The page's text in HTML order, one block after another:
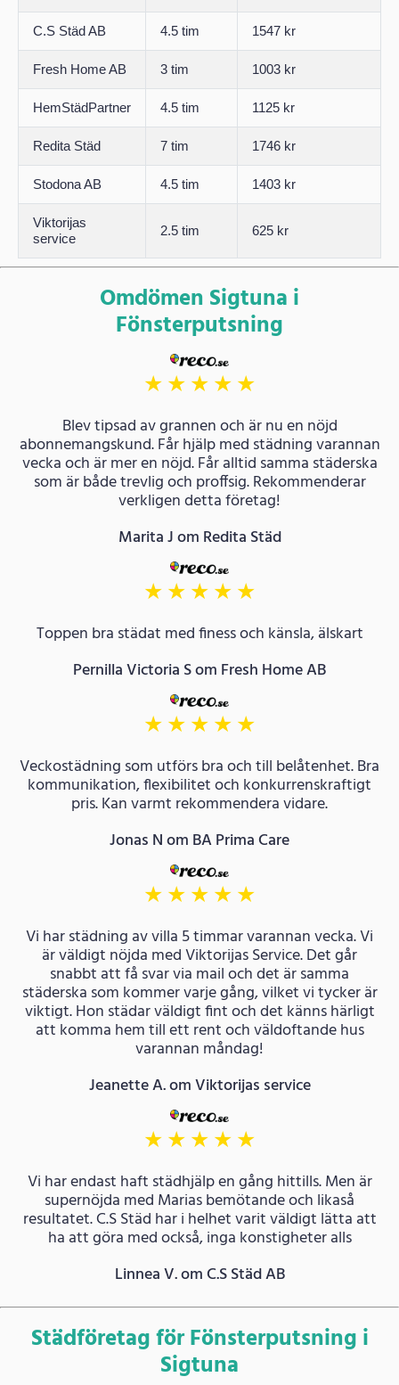
C.S Städ AB 4.5 tim 1547 kr
Fresh Home AB 3 tim 1003 kr
HemStädPartner 4.5 tim 1125 kr
Redita Städ 7 tim 1746 kr
Stodona AB 4.5 tim 1403 kr
Viktorijas
service
2.5 tim 625 kr
Omdömen Sigtuna i
Fönsterputsning
★★★★★
Blev tipsad av grannen och är nu en nöjd
abonnemangskund. Får hjälp med städning varannan
vecka och är mer en nöjd. Får alltid samma städerska
som är både trevlig och proffsig. Rekommenderar
verkligen detta företag!
Marita J om Redita Städ
★★★★★
Toppen bra städat med finess och känsla, älskart
Pernilla Victoria S om Fresh Home AB
★★★★★
Veckostädning som utförs bra och till belåtenhet. Bra
kommunikation, flexibilitet och konkurrenskraftigt
pris. Kan varmt rekommendera vidare.
Jonas N om BA Prima Care
★★★★★
Vi har städning av villa 5 timmar varannan vecka. Vi
är väldigt nöjda med Viktorijas Service. Det går
snabbt att få svar via mail och det är samma
städerska som kommer varje gång, vilket vi tycker är
viktigt. Hon städar väldigt fint och det känns härligt
att komma hem till ett rent och väldoftande hus
varannan måndag!
Jeanette A. om Viktorijas service
★★★★★
Vi har endast haft städhjälp en gång hittills. Men är
supernöjda med Marias bemötande och likaså
resultatet. C.S Städ har i helhet varit väldigt lätta att
ha att göra med också, inga konstigheter alls
Linnea V. om C.S Städ AB
Städföretag för Fönsterputsning i
Sigtuna